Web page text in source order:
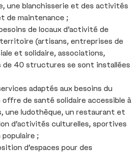
une blanchisserie et des activités
de maintenance ;
de locaux d’activité de
(artisans, entreprises de
et solidaire, associations,
de 40 structures se sont installées
adaptés aux besoins du
de santé solidaire accessible à
une ludothèque, un restaurant et
d’activités culturelles, sportives
;
d’espaces pour des